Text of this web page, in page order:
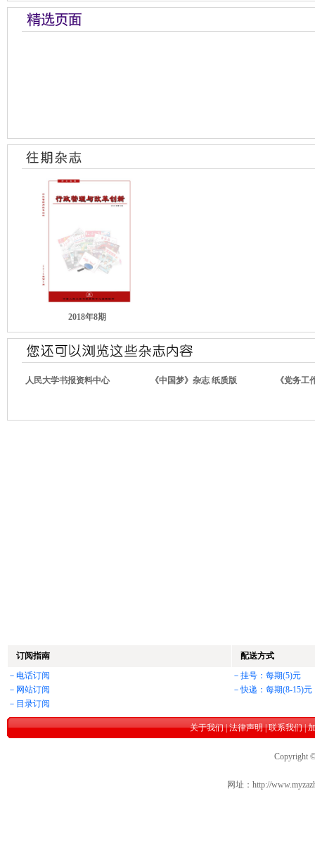
2018年8期
人民大学书报资料中心 《中国梦》杂志 纸质版 《党务工